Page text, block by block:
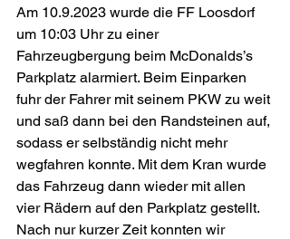
Am 10.9.2023 wurde die FF Loosdorf
um 10:03 Uhr zu einer
Fahrzeugbergung beim McDonalds’s
Parkplatz alarmiert. Beim Einparken
fuhr der Fahrer mit seinem PKW zu weit
und saß dann bei den Randsteinen auf,
sodass er selbständig nicht mehr
wegfahren konnte. Mit dem Kran wurde
das Fahrzeug dann wieder mit allen
vier Rädern auf den Parkplatz gestellt.
Nach nur kurzer Zeit konnten wir